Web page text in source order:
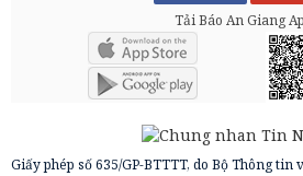
Tải Báo An Giang
Giấy phép số 635/GP-BTTTT, do Bộ Thông